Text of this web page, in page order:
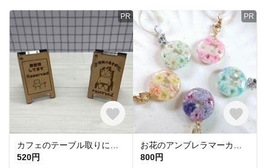
PR
520円
PR
800円